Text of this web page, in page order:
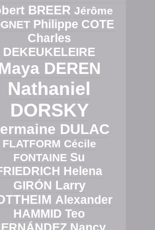
BREER Jérôme
Philippe COTE
Charles
DEKEUKELEIRE
DEREN
Nathaniel
DORSKY
DULAC
FLATFORM Cécile
FONTAINE Su
Helena
GIRÓN Larry
Alexander
HAMMID Teo